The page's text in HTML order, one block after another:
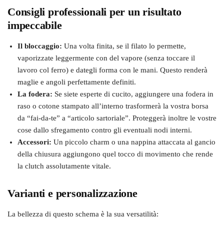
Consigli professionali per un risultato
impeccabile
Il bloccaggio: Una volta finita, se il filato lo permette,
vaporizzate leggermente con del vapore (senza toccare il
lavoro col ferro) e dategli forma con le mani. Questo renderà
maglie e angoli perfettamente definiti.
La fodera: Se siete esperte di cucito, aggiungere una fodera in
raso o cotone stampato all’interno trasformerà la vostra borsa
da “fai-da-te” a “articolo sartoriale”. Proteggerà inoltre le vostre
cose dallo sfregamento contro gli eventuali nodi interni.
Accessori: Un piccolo charm o una nappina attaccata al gancio
della chiusura aggiungono quel tocco di movimento che rende
la clutch assolutamente vitale.
Varianti e personalizzazione
La bellezza di questo schema è la sua versatilità: